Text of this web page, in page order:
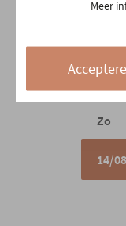
Woe
Vr
Za
Zo
14/
Meer